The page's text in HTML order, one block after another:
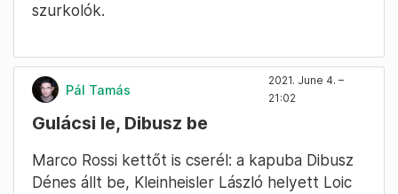
szurkolók.
Pál Tamás
2021. June 4. –
21:02
Gulácsi le, Dibusz be
Marco Rossi kettőt is cserél: a kapuba Dibusz
Dénes állt be, Kleinheisler László helyett Loic